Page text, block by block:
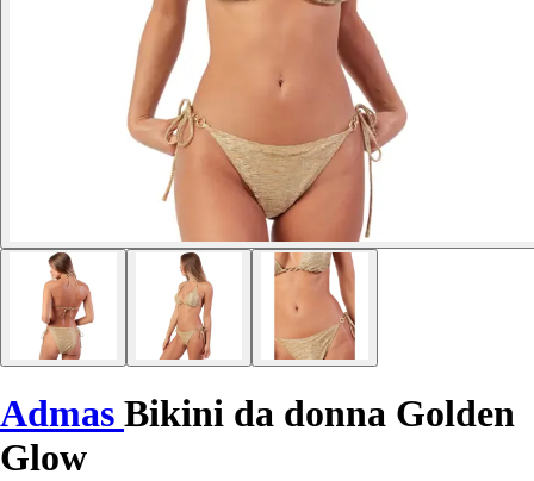
Admas Bikini da donna Golden
Glow